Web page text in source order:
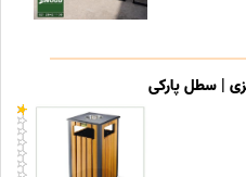
| سطل پارکی